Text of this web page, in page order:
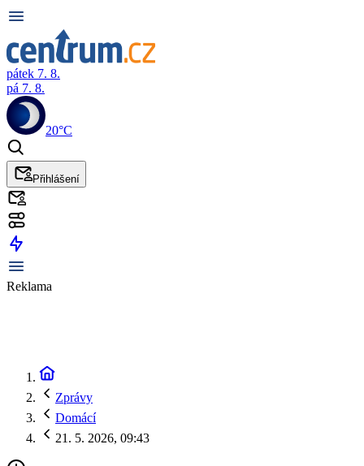
pátek 7. 8.
pá 7. 8.
20°C
Přihlášení
Reklama
Zprávy
Domácí
21. 5. 2026, 09:43